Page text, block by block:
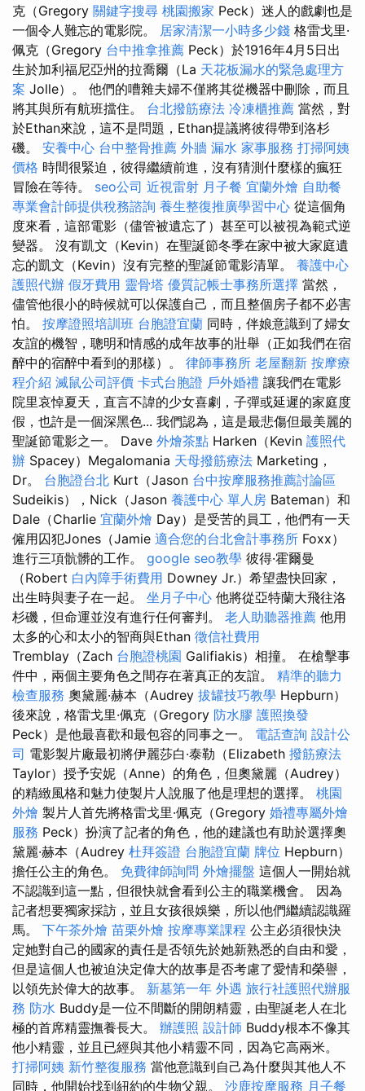
克（Gregory 關鍵字搜尋 桃園搬家 Peck）迷人的戲劇也是
一個令人難忘的電影院。 居家清潔一小時多少錢 格雷戈里·
佩克（Gregory 台中推拿推薦 Peck）於1916年4月5日出
生於加利福尼亞州的拉喬爾（La 天花板漏水的緊急處理方
案 Jolle）。 他們的嘈雜夫婦不僅將其從機器中刪除，而且
將其與所有航班擋住。 台北撥筋療法 冷凍櫃推薦 當然，對
於Ethan來說，這不是問題，Ethan提議將彼得帶到洛杉
磯。 安養中心 台中整骨推薦 外牆 漏水 家事服務 打掃阿姨
價格 時間很緊迫，彼得繼續前進，沒有猜測什麼樣的瘋狂
冒險在等待。 seo公司 近視雷射 月子餐 宜蘭外燴 自助餐
專業會計師提供稅務諮詢 養生整復推廣學習中心 從這個角
度來看，這部電影（儘管被遺忘了）甚至可以被視為範式逆
變器。 沒有凱文（Kevin）在聖誕節冬季在家中被大家庭遺
忘的凱文（Kevin）沒有完整的聖誕節電影清單。 養護中心
護照代辦 假牙費用 靈骨塔 優質記帳士事務所選擇 當然，
儘管他很小的時候就可以保護自己，而且整個房子都不必害
怕。 按摩證照培訓班 台胞證宜蘭 同時，伴娘意識到了婦女
友誼的機智，聰明和情感的成年故事的壯舉（正如我們在宿
醉中的宿醉中看到的那樣）。 律師事務所 老屋翻新 按摩療
程介紹 滅鼠公司評價 卡式台胞證 戶外婚禮 讓我們在電影
院里哀悼夏天，直言不諱的少女喜劇，子彈或延遲的家庭度
假，也許是一個深黑色... 我們認為，這是最悲傷但最美麗的
聖誕節電影之一。 Dave 外燴茶點 Harken（Kevin 護照代
辦 Spacey）Megalomania 天母撥筋療法 Marketing，
Dr。 台胞證台北 Kurt（Jason 台中按摩服務推薦討論區
Sudeikis），Nick（Jason 養護中心 單人房 Bateman）和
Dale（Charlie 宜蘭外燴 Day）是受苦的員工，他們有一天
僱用囚犯Jones（Jamie 適合您的台北會計事務所 Foxx）
進行三項骯髒的工作。 google seo教學 彼得·霍爾曼
（Robert 白內障手術費用 Downey Jr.）希望盡快回家，
出生時與妻子在一起。 坐月子中心 他將從亞特蘭大飛往洛
杉磯，但命運並沒有進行任何審判。 老人助聽器推薦 他用
太多的心和太小的智商與Ethan 徵信社費用
Tremblay（Zach 台胞證桃園 Galifiakis）相撞。 在槍擊事
件中，兩個主要角色之間存在著真正的友誼。 精準的聽力
檢查服務 奧黛麗·赫本（Audrey 拔罐技巧教學 Hepburn）
後來說，格雷戈里·佩克（Gregory 防水膠 護照換發
Peck）是他最喜歡和最包容的同事之一。 電話查詢 設計公
司 電影製片廠最初將伊麗莎白·泰勒（Elizabeth 撥筋療法
Taylor）授予安妮（Anne）的角色，但奧黛麗（Audrey）
的精緻風格和魅力使製片人說服了他是理想的選擇。 桃園
外燴 製片人首先將格雷戈里·佩克（Gregory 婚禮專屬外燴
服務 Peck）扮演了記者的角色，他的建議也有助於選擇奧
黛麗·赫本（Audrey 杜拜簽證 台胞證宜蘭 牌位 Hepburn）
擔任公主的角色。 免費律師詢問 外燴擺盤 這個人一開始就
不認識到這一點，但很快就會看到公主的職業機會。 因為
記者想要獨家採訪，並且女孩很娛樂，所以他們繼續認識羅
馬。 下午茶外燴 苗栗外燴 按摩專業課程 公主必須很快決
定她對自己的國家的責任是否領先於她新熟悉的自由和愛，
但是這個人也被迫決定偉大的故事是否考慮了愛情和榮譽，
以領先於偉大的故事。 新墓第一年 外遇 旅行社護照代辦服
務 防水 Buddy是一位不間斷的開朗精靈，由聖誕老人在北
極的首席精靈撫養長大。 辦護照 設計師 Buddy根本不像其
他小精靈，並且已經與其他小精靈不同，因為它高兩米。
打掃阿姨 新竹整復服務 當他意識到自己為什麼與其他人不
同時，他開始找到紐約的生物父親。 沙鹿按摩服務 月子餐